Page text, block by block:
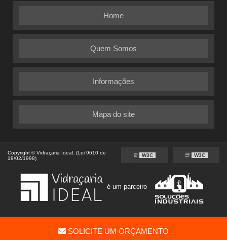
SOLICITE UM ORÇAMENTO
Home
Quem Somos
Informações
Mapa do site
Copyright © Vidraçaria Ideal. (Lei 9610 de
19/02/1998)
W3C W3C
é um parceiro